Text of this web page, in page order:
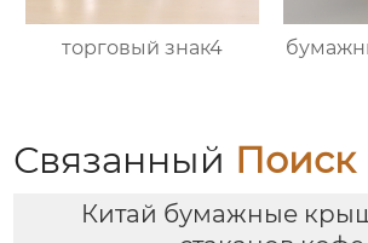
торговый знак4
Связанный Поиск
Китай бумажные